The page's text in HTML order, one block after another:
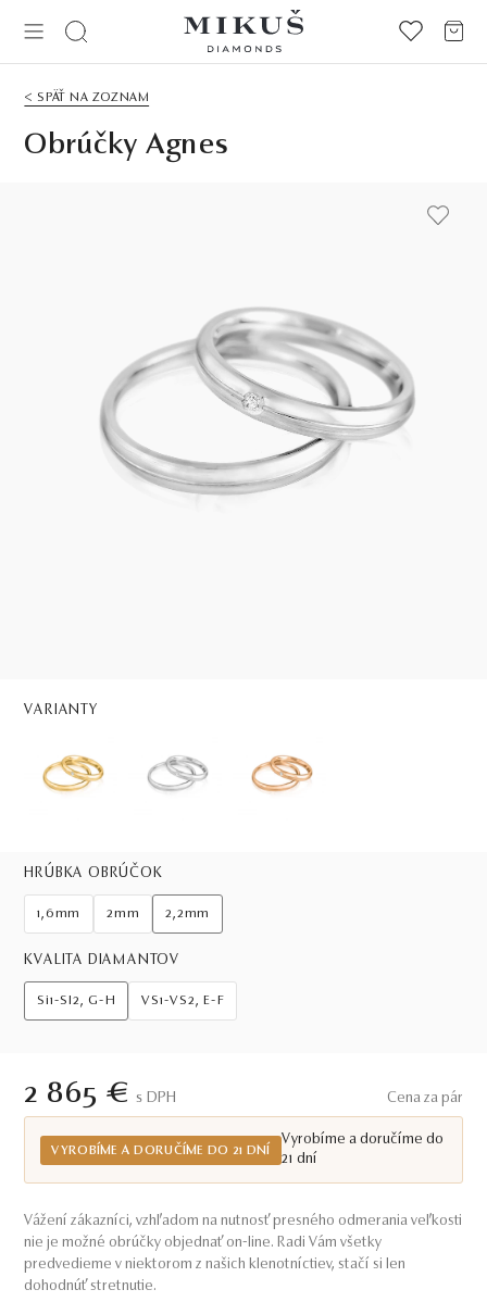
< SPÄŤ NA ZOZNAM
Obrúčky Agnes
VARIANTY
HRÚBKA OBRÚČOK
1,6mm 2mm 2,2mm
KVALITA DIAMANTOV
Si1-SI2, G-H VS1-VS2, E-F
2 865 € S DPH Cena za pár
VYROBÍME A DORUČÍME DO 21 DNÍ
Vyrobíme a doručíme do
21 dní
Vážení zákazníci, vzhľadom na nutnosť presného odmerania veľkosti
nie je možné obrúčky objednať on-line. Radi Vám všetky
predvedieme v niektorom z našich klenotníctiev, stačí si len
dohodnúť stretnutie.